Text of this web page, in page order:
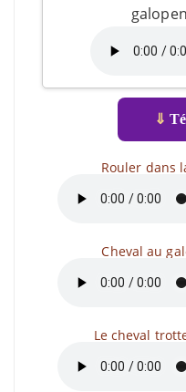
⇓
Rouler dans
Cheval au
Le cheval